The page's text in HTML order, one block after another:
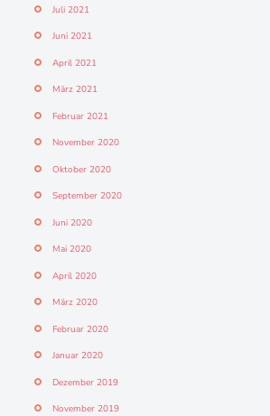
Juli 2021
Juni 2021
April 2021
März 2021
Februar 2021
November 2020
Oktober 2020
September 2020
Juni 2020
Mai 2020
April 2020
März 2020
Februar 2020
Januar 2020
Dezember 2019
November 2019